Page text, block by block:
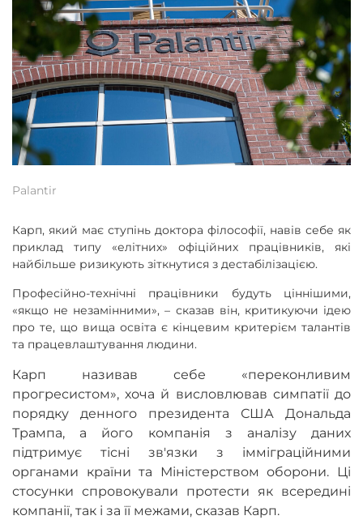
Palantir
Карп, який має ступінь доктора філософії, навів себе як
приклад типу «елітних» офіційних працівників, які
найбільше ризикують зіткнутися з дестабілізацією.
Професійно-технічні працівники будуть ціннішими,
«якщо не незамінними», – сказав він, критикуючи ідею
про те, що вища освіта є кінцевим критерієм талантів
та працевлаштування людини.
Карп називав себе «переконливим
прогресистом», хоча й висловлював симпатії до
порядку денного президента США Дональда
Трампа, а його компанія з аналізу даних
підтримує тісні зв'язки з імміграційними
органами країни та Міністерством оборони. Ці
стосунки спровокували протести як всередині
компанії, так і за її межами, сказав Карп.